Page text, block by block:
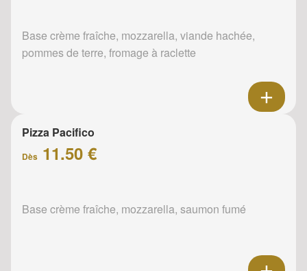
Base crème fraîche, mozzarella, viande hachée,
pommes de terre, fromage à raclette
Pizza Pacifico
Dès 11.50 €
Base crème fraîche, mozzarella, saumon fumé